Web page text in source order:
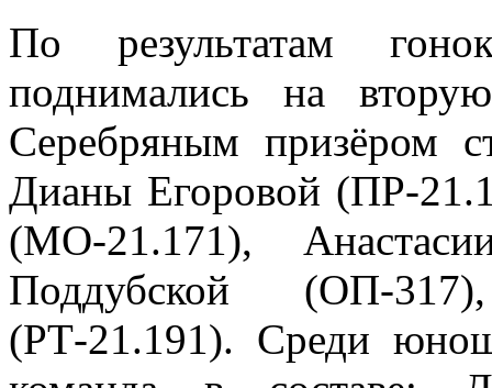
По результатам
поднимались на
Серебряным призёром
Дианы Егоровой (ПР-
(МО-21.171),
Поддубской (ОП-
(РТ-21.191). Среди